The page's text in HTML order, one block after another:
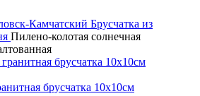
Камчатский Брусчатка из
Пилено-колотая солнечная
брусчатка 10х10см